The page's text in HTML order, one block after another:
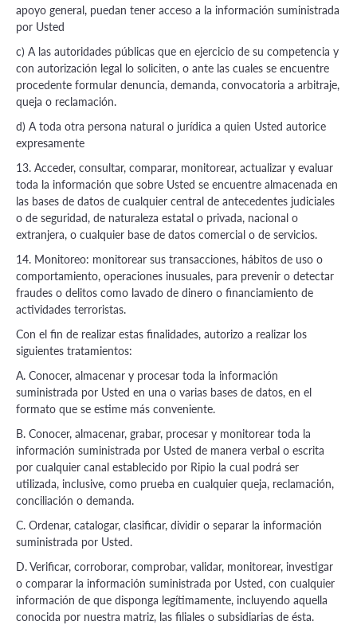
apoyo general, puedan tener acceso a la información suministrada
por Usted
c) A las autoridades públicas que en ejercicio de su competencia y
con autorización legal lo soliciten, o ante las cuales se encuentre
procedente formular denuncia, demanda, convocatoria a arbitraje,
queja o reclamación.
d) A toda otra persona natural o jurídica a quien Usted autorice
expresamente
13. Acceder, consultar, comparar, monitorear, actualizar y evaluar
toda la información que sobre Usted se encuentre almacenada en
las bases de datos de cualquier central de antecedentes judiciales
o de seguridad, de naturaleza estatal o privada, nacional o
extranjera, o cualquier base de datos comercial o de servicios.
14. Monitoreo: monitorear sus transacciones, hábitos de uso o
comportamiento, operaciones inusuales, para prevenir o detectar
fraudes o delitos como lavado de dinero o financiamiento de
actividades terroristas.
Con el fin de realizar estas finalidades, autorizo a realizar los
siguientes tratamientos:
A. Conocer, almacenar y procesar toda la información
suministrada por Usted en una o varias bases de datos, en el
formato que se estime más conveniente.
B. Conocer, almacenar, grabar, procesar y monitorear toda la
información suministrada por Usted de manera verbal o escrita
por cualquier canal establecido por Ripio la cual podrá ser
utilizada, inclusive, como prueba en cualquier queja, reclamación,
conciliación o demanda.
C. Ordenar, catalogar, clasificar, dividir o separar la información
suministrada por Usted.
D. Verificar, corroborar, comprobar, validar, monitorear, investigar
o comparar la información suministrada por Usted, con cualquier
información de que disponga legítimamente, incluyendo aquella
conocida por nuestra matriz, las filiales o subsidiarias de ésta.